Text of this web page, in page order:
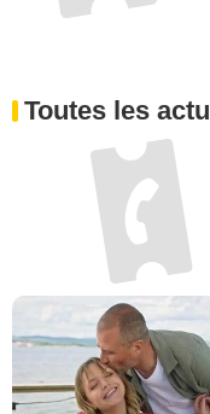
Toutes les